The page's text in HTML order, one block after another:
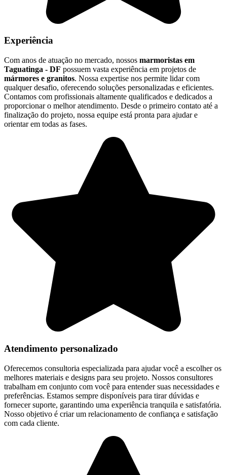
Experiência
Com anos de atuação no mercado, nossos marmoristas em
Taguatinga - DF possuem vasta experiência em projetos de
mármores e granitos. Nossa expertise nos permite lidar com
qualquer desafio, oferecendo soluções personalizadas e eficientes.
Contamos com profissionais altamente qualificados e dedicados a
proporcionar o melhor atendimento. Desde o primeiro contato até a
finalização do projeto, nossa equipe está pronta para ajudar e
orientar em todas as fases.
Atendimento personalizado
Oferecemos consultoria especializada para ajudar você a escolher os
melhores materiais e designs para seu projeto. Nossos consultores
trabalham em conjunto com você para entender suas necessidades e
preferências. Estamos sempre disponíveis para tirar dúvidas e
fornecer suporte, garantindo uma experiência tranquila e satisfatória.
Nosso objetivo é criar um relacionamento de confiança e satisfação
com cada cliente.